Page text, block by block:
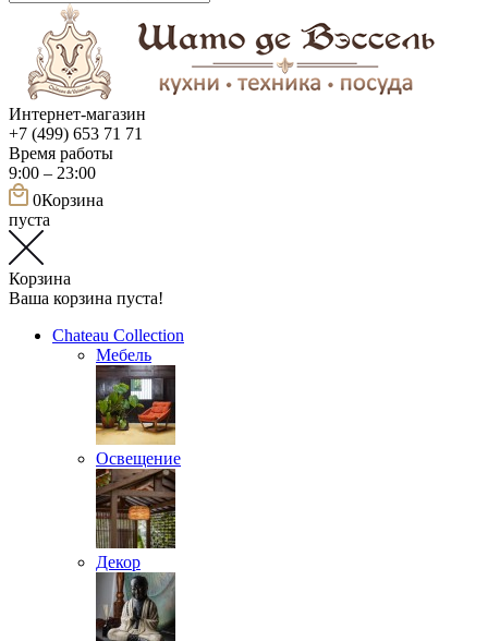
Интернет-магазин
+7 (499) 653 71 71
Время работы
9:00 – 23:00
0Корзина
пуста
Корзина
Ваша корзина пуста!
Chateau Collection
Мебель
Освещение
Декор